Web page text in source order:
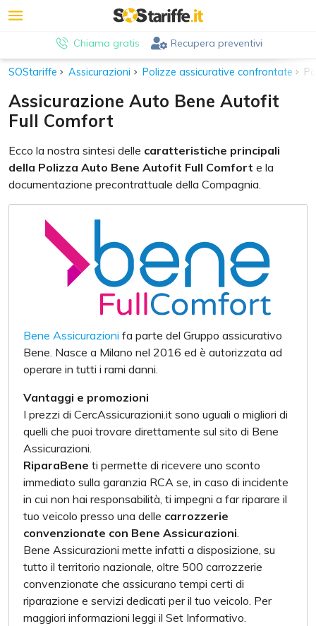
Chiama gratis Recupera preventivi
SOStariffe Assicurazioni Polizze assicurative confrontate
Assicurazione Auto Bene Autofit
Full Comfort
Ecco la nostra sintesi delle caratteristiche principali
della Polizza Auto Bene Autofit Full Comfort e la
documentazione precontrattuale della Compagnia.
Bene Assicurazioni fa parte del Gruppo assicurativo
Bene. Nasce a Milano nel 2016 ed è autorizzata ad
operare in tutti i rami danni.
Vantaggi e promozioni
I prezzi di CercAssicurazioni.it sono uguali o migliori di
quelli che puoi trovare direttamente sul sito di Bene
Assicurazioni.
RiparaBene ti permette di ricevere uno sconto
immediato sulla garanzia RCA se, in caso di incidente
in cui non hai responsabilità, ti impegni a far riparare il
tuo veicolo presso una delle carrozzerie
convenzionate con Bene Assicurazioni.
Bene Assicurazioni mette infatti a disposizione, su
tutto il territorio nazionale, oltre 500 carrozzerie
convenzionate che assicurano tempi certi di
riparazione e servizi dedicati per il tuo veicolo. Per
maggiori informazioni leggi il Set Informativo.